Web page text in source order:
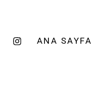
ANA SAYFA